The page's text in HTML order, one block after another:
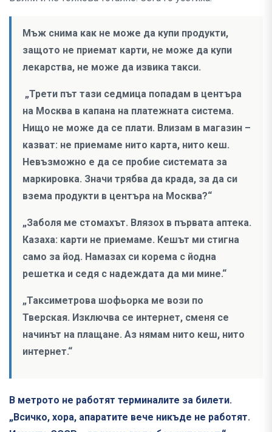
Мъж снима как не може да купи продукти,
защото не приемат карти, не може да купи
лекарства, не може да извика такси.
„Трети път тази седмица попадам в центъра
на Москва в капана на платежната система.
Нищо не може да се плати. Влизам в магазин –
казват: не приемаме нито карта, нито кеш.
Невъзможно е да се пробие системата за
маркировка. Значи трябва да крада, за да си
взема продукти в центъра на Москва?“
„Заболя ме стомахът. Влязох в първата аптека.
Казаха: карти не приемаме. Кешът ми стигна
само за йод. Намазах си корема с йодна
решетка и седя с надеждата да ми мине.“
„Таксиметрова шофьорка ме вози по
Тверская. Изключва се интернет, сменя се
начинът на плащане. Аз нямам нито кеш, нито
интернет.“
В метрото не работят терминалите за билети.
„Всичко, хора, апаратите вече никъде не работят.